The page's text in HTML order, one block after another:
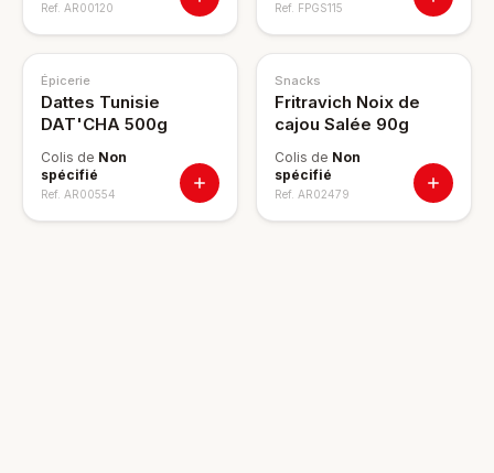
Ref. AR00120 Ref. FPGS115
Épicerie
Dattes Tunisie
DAT'CHA 500g
Colis de Non
spécifié
Ref. AR00554
Snacks
Fritravich Noix de
cajou Salée 90g
Colis de Non
spécifié
Ref. AR02479